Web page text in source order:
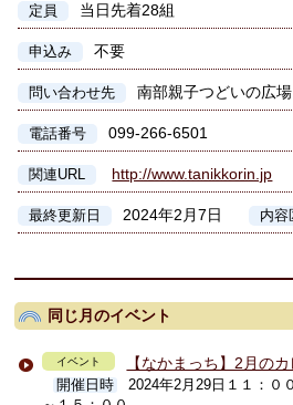
定員 当日先着28組
申込み 不要
問い合わせ先 南部親子つどいの広場
電話番号 099-266-6501
関連URL http://www.tanikkorin.jp
最終更新日 2024年2月7日 内容
同じ月のイベント
イベント 【なかまっち】2月の
開催日時
2024年2月29日１１：０